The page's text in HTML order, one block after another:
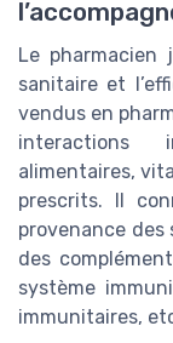
Le
sanitaire et
vendus en
interactions
alimentaires,
prescrits. Il
provenance
des
système
immunitaires,